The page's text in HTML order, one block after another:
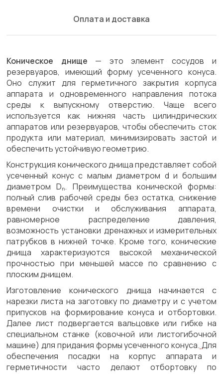
Оплата и доставка
Коническое днище — это элемент сосудов и
резервуаров, имеющий форму усеченного конуса.
Оно служит для герметичного закрытия корпуса
аппарата и одновременного направления потока
среды к выпускному отверстию. Чаще всего
используется как нижняя часть цилиндрических
аппаратов или резервуаров, чтобы обеспечить сток
продукта или материал, минимизировать застой и
обеспечить устойчивую геометрию.
Конструкция конического днища представляет собой
усеченный конус с малым диаметром d и большим
диаметром Dₙ. Преимущества конической формы:
полный слив рабочей среды без остатка, снижение
времени очистки и обслуживания аппарата,
равномерное распределение давления,
возможность установки дренажных и измерительных
патрубков в нижней точке. Кроме того, конические
днища характеризуются высокой механической
прочностью при меньшей массе по сравнению с
плоским днищем.
Изготовление конического днища начинается с
нарезки листа на заготовку по диаметру и с учетом
припусков на формирование конуса и отбортовки.
Далее лист подвергается вальцовке или гибке на
специальном станке (ковочной или листогибочной
машине) для придания формы усеченного конуса. Для
обеспечения посадки на корпус аппарата и
герметичности часто делают отбортовку по